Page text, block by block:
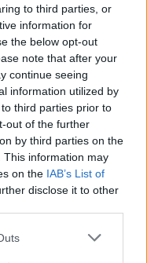
to third parties, or
information for
the below opt-out
note that after your
continue seeing
information utilized by
third parties prior to
out of the further
by third parties on the
This information may
on the IAB’s List of
disclose it to other
με άγνωστο κόσμο,
σας, θα χρειαστεί
να επισκεφτείτε
θα δείτε πολλά και
πολύτιμο χρόνο.
αφού υπάρχουν
και εκτός γκρουπ.
παραλίες, μουσεία,
πάρκα που θέλετε
στο